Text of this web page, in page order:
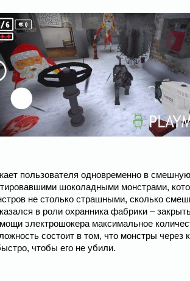
пользователя одновременно в
шоколадными монстрами,
не столько страшными, сколько
в роли охранника фабрики –
электрошокера максимальное
состоит в том, что монстры через
чтобы его не убили.